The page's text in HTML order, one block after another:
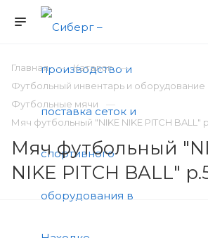
Главная
Каталог
Футбольный инвентарь и оборудование
Футбольные мячи
Мяч футбольный "NIKE NIKE PITCH BALL"
Мяч футбольный
NIKE PITCH BALL"